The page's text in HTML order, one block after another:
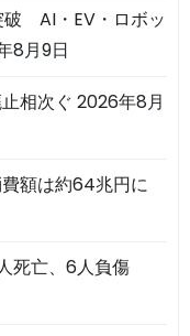
破 AI・EV・ロボッ
8月9日
相次ぐ 2026年8月
額は約64兆円に
死亡、6人負傷